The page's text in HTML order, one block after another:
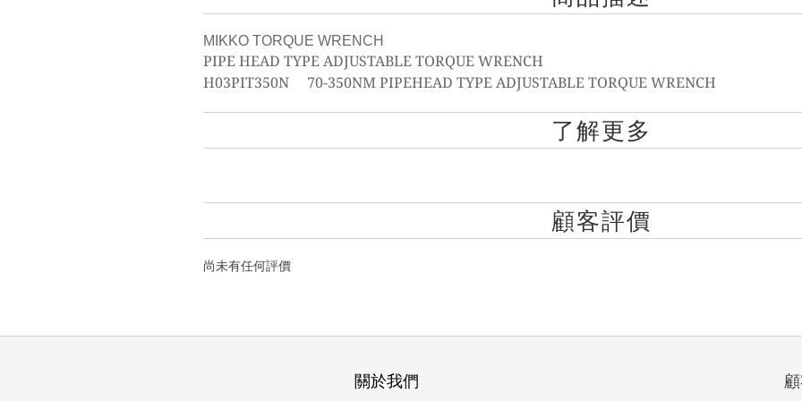
MIKKO TORQUE WRENCH
PIPE HEAD TYPE ADJUSTABLE TORQUE WRENCH
H03PIT350N 70-350NM PIPEHEAD TYPE ADJUSTABLE TORQUE WRENCH
了解更多
顧客評價
尚未有任何評價
關於我們